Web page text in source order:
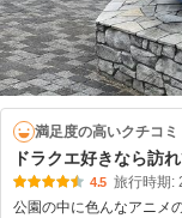
満足度の高いクチコミ
ドラクエ好きなら訪
4.5 旅行時期:
公園の中に色んなアニメ